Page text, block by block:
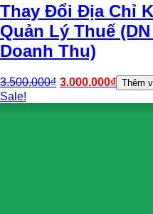
Thay Đổi Địa Chỉ
Quản Lý Thuế
Doanh Thu)
3.500.000₫ 3.000.000₫ Thêm
Sale!